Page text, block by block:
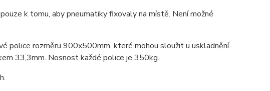
k tomu, aby pneumatiky fixovaly na místě. Není možné
police rozměru 900x500mm, které mohou sloužit u uskladnění
33,3mm. Nosnost každé police je 350kg.